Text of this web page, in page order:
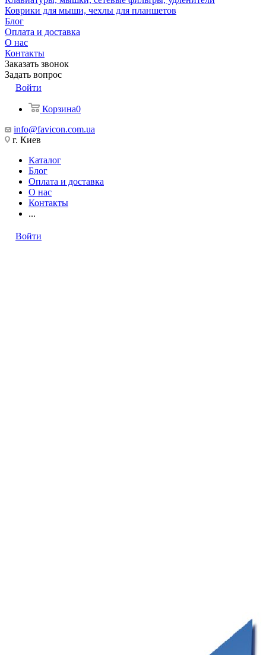
Коврики для мыши, чехлы для планшетов
Блог
Оплата и доставка
О нас
Контакты
Заказать звонок
Задать вопрос
Войти
Корзина0
info@favicon.com.ua
г. Киев
Каталог
Блог
Оплата и доставка
О нас
Контакты
...
Войти